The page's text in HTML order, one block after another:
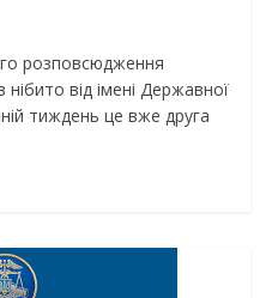
розповсюдження
від імені Державної
тиждень це вже друга